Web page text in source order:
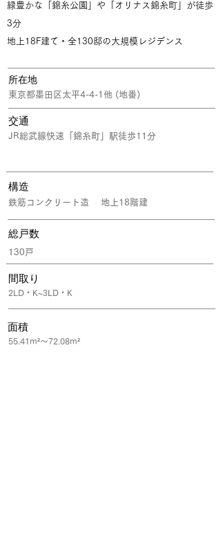
緑豊かな「錦糸公園」や「オリナス錦糸町」が徒歩
3分
地上18F建て・全130邸の大規模レジデンス
所在地
東京都墨田区太平4-4-1他 (地番)
交通
JR総武線快速「錦糸町」駅徒歩11分
構造
鉄筋コンクリート造 地上18階建
​総戸数
130戸
間取り
2LD・K~3LD・K
面積
55.41m²～72.08m²